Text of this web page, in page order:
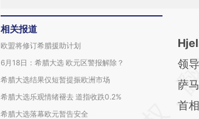
相关报道
欧盟将修订希腊援助计划
6月18日：希腊大选 欧元区警报解除？
希腊大选结果仅短暂提振欧洲市场
希腊大选乐观情绪褪去 道指收跌0.2%
希腊大选落幕欧元暂告安全
请
成
领
萨
首